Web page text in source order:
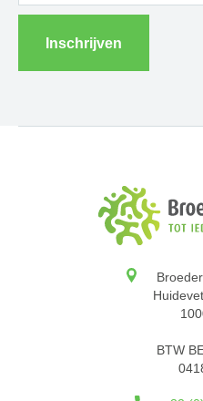
Inschrijven
BTW